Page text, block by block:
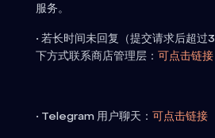
服务。
• 若长时间未回复（提交请求后超
下方式联系商店管理层： 可点击链接
• Telegram 用户聊天： 可点击链接